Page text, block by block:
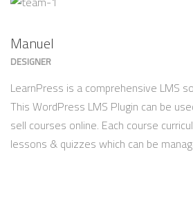
Manuel
DESIGNER
LearnPress is a comprehensive LMS
This WordPress LMS Plugin can be
sell courses online. Each course
lessons & quizzes which can be